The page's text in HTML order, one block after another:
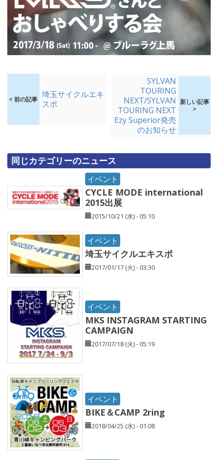
< 前の記事 埼玉サイクルエキ
スポ
SYLVAN
TOURING
NEXT/SYLVAN
TOURING NEXT
Ezy Superior発売
のお知らせ
新しい記事
>
同じカテゴリーのニュース
イベント
CYCLE MODE international
2015出展
2015/10/21 (水) - 05:10
イベント
埼玉サイクルエキスポ
2017/01/17 (火) - 03:30
イベント
MKS INSTAGRAM STARTING
CAMPAIGN
2017/07/18 (火) - 05:19
イベント
BIKE＆CAMP 2ring
2018/04/25 (水) - 01:08